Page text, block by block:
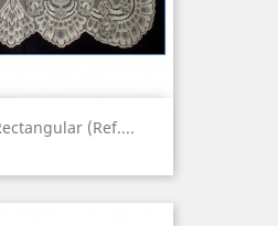
(Ref....